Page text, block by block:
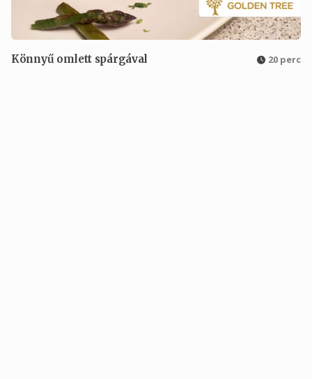
Könnyű omlett spárgával 20 perc